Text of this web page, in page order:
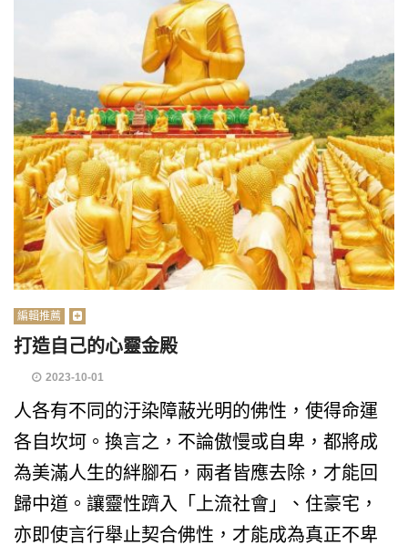
編輯推薦
打造自己的心靈金殿
2023-10-01
人各有不同的汙染障蔽光明的佛性，使得命運
各自坎坷。換言之，不論傲慢或自卑，都將成
為美滿人生的絆腳石，兩者皆應去除，才能回
歸中道。讓靈性躋入「上流社會」、住豪宅，
亦即使言行舉止契合佛性，才能成為真正不卑